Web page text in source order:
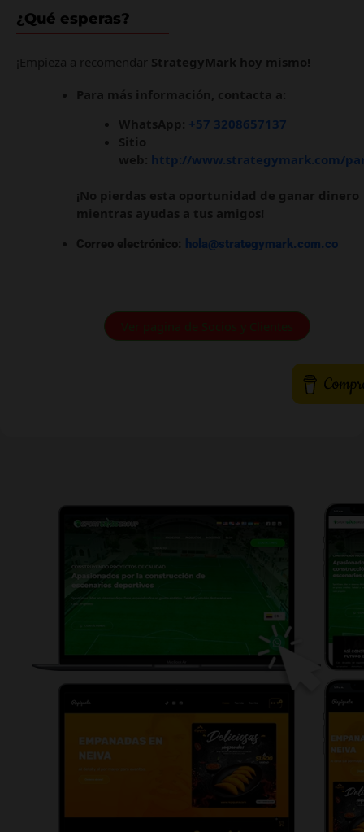
¿Qué esperas?
¡Empieza a recomendar StrategyMark hoy mismo!
Para más información, contacta a:
WhatsApp: +57 3208657137
Sitio
web: http://www.strategymark.com/
¡No pierdas esta oportunidad de ganar dinero
mientras ayudas a tus amigos!
Correo electrónico: hola@strategymark.com.co